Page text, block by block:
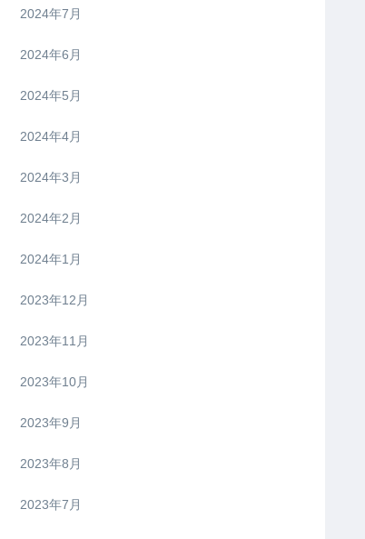
2024年7月
2024年6月
2024年5月
2024年4月
2024年3月
2024年2月
2024年1月
2023年12月
2023年11月
2023年10月
2023年9月
2023年8月
2023年7月